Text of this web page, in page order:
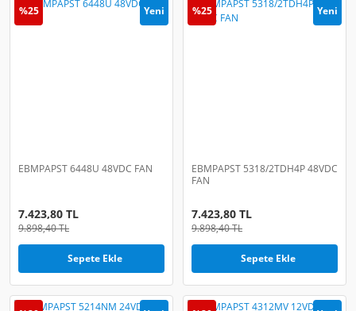
Yeni
EBMPAPST 6448U 48VDC FAN
%25
7.423,80 TL
9.898,40 TL
Sepete Ekle
Yeni
EBMPAPST 5318/2TDH4P 48VDC
FAN
%25
7.423,80 TL
9.898,40 TL
Sepete Ekle